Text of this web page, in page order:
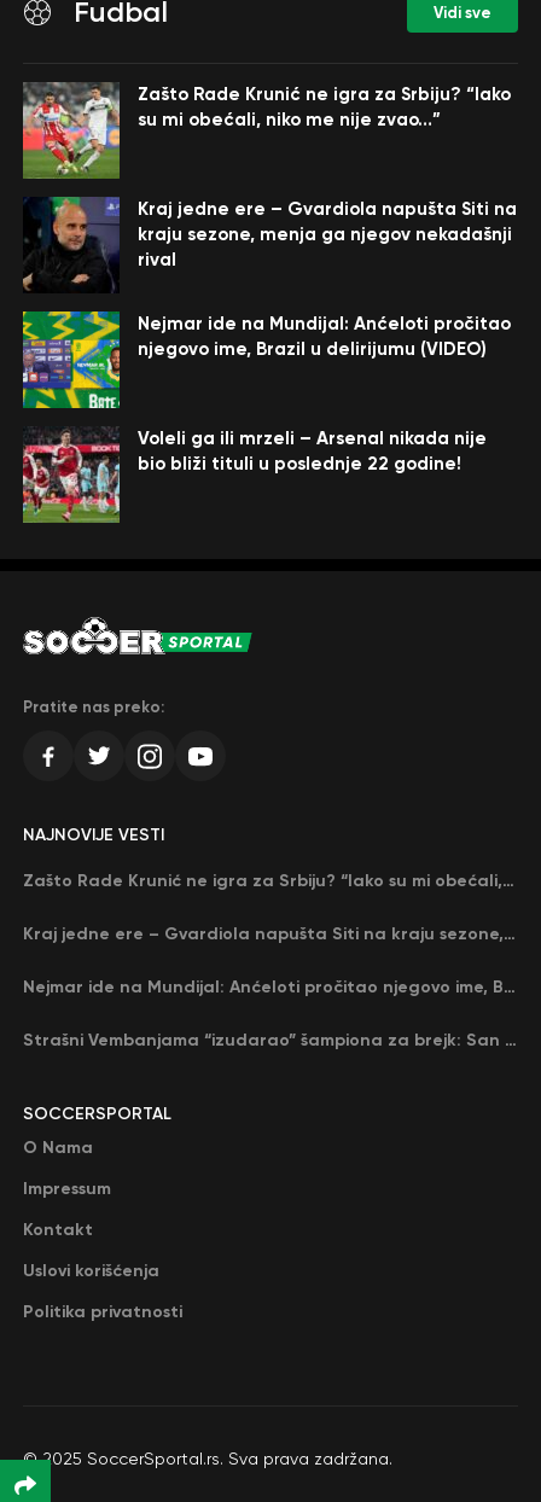
Fudbal Vidi sve
Zašto Rade Krunić ne igra za Srbiju? “Iako
su mi obećali, niko me nije zvao…”
Kraj jedne ere – Gvardiola napušta Siti na
kraju sezone, menja ga njegov nekadašnji
rival
Nejmar ide na Mundijal: Anćeloti pročitao
njegovo ime, Brazil u delirijumu (VIDEO)
Voleli ga ili mrzeli – Arsenal nikada nije
bio bliži tituli u poslednje 22 godine!
Pratite nas preko:
SOCCERSPORTAL
O Nama
Impressum
Kontakt
Uslovi korišćenja
Politika privatnosti
NAJNOVIJE VESTI
Zašto Rade Krunić ne igra za Srbiju? “Iako su mi obećali, niko me nije zvao…”
Kraj jedne ere – Gvardiola napušta Siti na kraju sezone, menja ga njegov nekadašnji rival
Nejmar ide na Mundijal: Anćeloti pročitao njegovo ime, Brazil u delirijumu (VIDEO)
Strašni Vembanjama “izudarao” šampiona za brejk: San Antonio poveo protiv Oklahome
© 2025 SoccerSportal.rs. Sva prava zadržana.